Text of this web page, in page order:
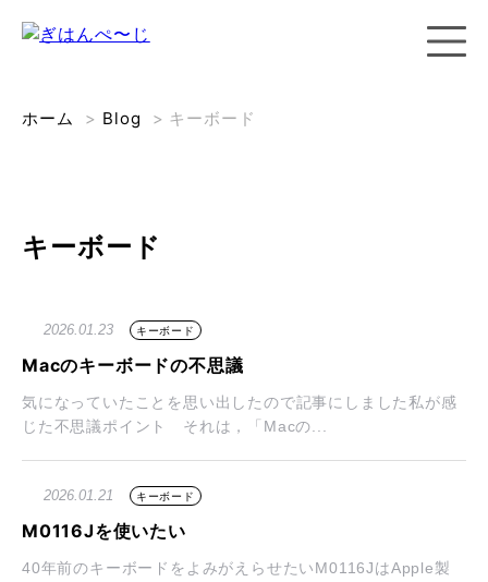
ホーム > Blog > キーボード
キーボード
2026.01.23 キーボード
Macのキーボードの不思議
気になっていたことを思い出したので記事にしました私が感
じた不思議ポイント それは，「Macの...
2026.01.21 キーボード
M0116Jを使いたい
40年前のキーボードをよみがえらせたいM0116JはApple製